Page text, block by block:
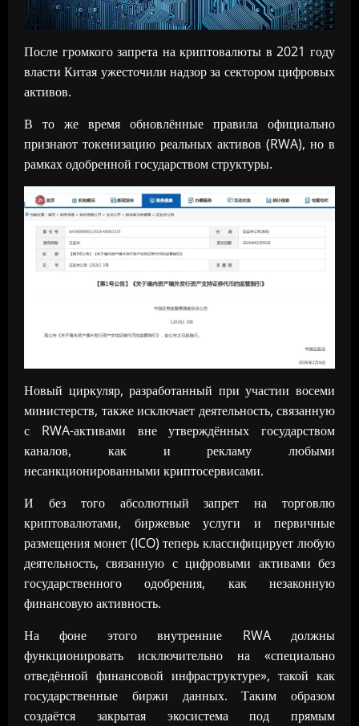
После громкого запрета на криптовалюты в 2021 году
власти Китая ужесточили надзор за сектором цифровых
активов.
В то же время обновлённые правила официально
признают токенизацию реальных активов (RWA), но в
рамках одобренной государством структуры.
Новый циркуляр, разработанный при участии восеми
министерств, также исключает деятельность, связанную
с RWA-активами вне утверждённых государством
каналов, как и рекламу любыми
несанкционированными криптосервисами.
И без того абсолютный запрет на торговлю
криптовалютами, биржевые услуги и первичные
размещения монет (ICO) теперь классифицирует любую
деятельность, связанную с цифровыми активами без
государственного одобрения, как незаконную
финансовую активность.
На фоне этого внутренние RWA должны
функционировать исключительно на «специально
отведённой финансовой инфраструктуре», такой как
государственные биржи данных. Таким образом
создаётся закрытая экосистема ​​под прямым